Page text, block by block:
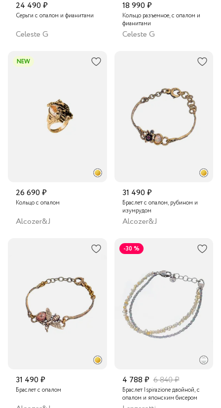
24 490 ₽
Серьги с опалом и фианитами
Celeste G
18 990 ₽
Кольцо разъемное, с опалом и
фианитами
Celeste G
NEW
26 690 ₽
Кольцо с опалом
Alcozer&J
31 490 ₽
Браслет с опалом, рубином и
изумрудом
Alcozer&J
31 490 ₽
Браслет с опалом
-30 %
4 788 ₽ 6 840 ₽
Браслет Ispirazione двойной, с
опалом и японским бисером